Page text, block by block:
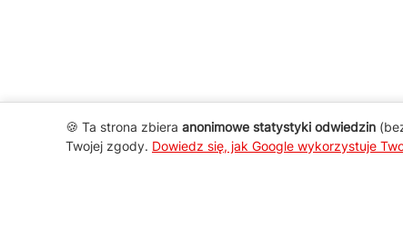
🍪 Ta strona zbiera anonimowe statystyki odwiedzin
Twojej zgody. Dowiedz się, jak Google wykorzystuje